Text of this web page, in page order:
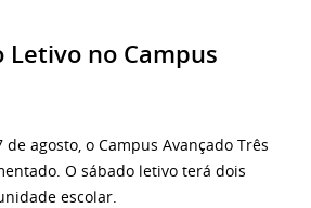
Letivo no Campus
agosto, o Campus Avançado Três
O sábado letivo terá dois
escolar.